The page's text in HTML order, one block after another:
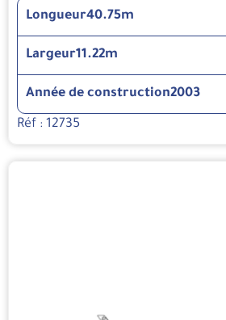
Longueur40.75m
Largeur11.22m
Année de construction2003
Réf : 12735